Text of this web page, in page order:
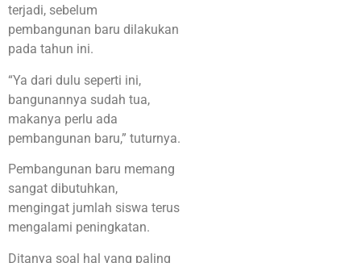
terjadi, sebelum
pembangunan baru dilakukan
pada tahun ini.
“Ya dari dulu seperti ini,
bangunannya sudah tua,
makanya perlu ada
pembangunan baru,” tuturnya.
Pembangunan baru memang
sangat dibutuhkan,
mengingat jumlah siswa terus
mengalami peningkatan.
Ditanya soal hal yang paling